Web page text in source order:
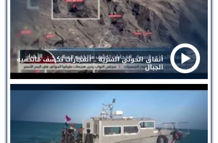
أنفاق الحوثي السرية .. انفجارات تكشف ماتخفيه
الجبال